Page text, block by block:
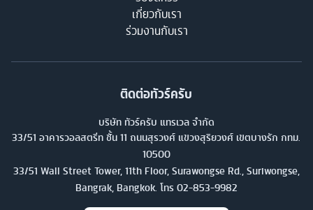
เกี่ยวกับเรา
ร่วมงานกับเรา
ติดต่อทัวร์ครับ
บริษัท ทัวร์ครับ แทรเวล จำกัด
33/51 อาคารวอลสตรีท ชั้น 11 ถนนสุรวงศ์ แขวงสุริยวงศ์ เขตบางรัก กทม.
10500
33/51 Wall Street Tower, 11th Floor, Surawongse Rd., Suriwongse,
Bangrak, Bangkok. โทร 02-853-9982